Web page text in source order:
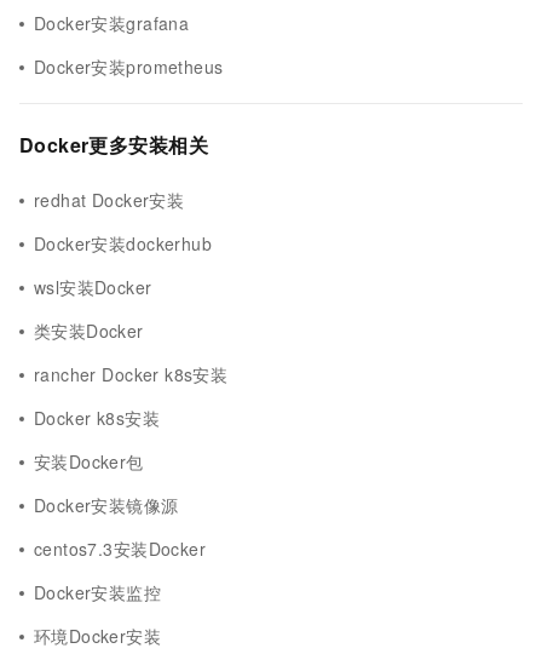
Docker安装grafana
Docker安装prometheus
Docker更多安装相关
redhat Docker安装
Docker安装dockerhub
wsl安装Docker
类安装Docker
rancher Docker k8s安装
Docker k8s安装
安装Docker包
Docker安装镜像源
centos7.3安装Docker
Docker安装监控
环境Docker安装